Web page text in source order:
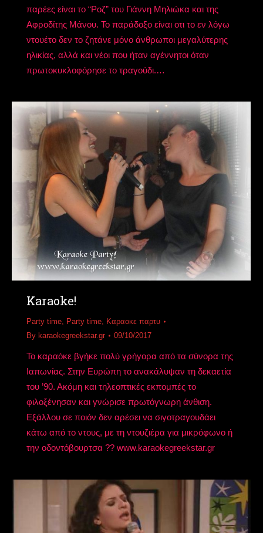
παρέες είναι το “Ροζ” του Γιάννη Μηλιώκα και της
Αφροδίτης Μάνου. Το παράδοξο είναι οτι το εν λόγω
ντουέτο δεν το ζητάνε μόνο άνθρωποι μεγαλύτερης
ηλικίας, αλλά και νέοι που ήταν αγέννητοι όταν
πρωτοκυκλοφόρησε το τραγούδι.…
Karaoke!
Party time, Party time, Καραοκε παρτυ
By karaokegreekstar.gr 09/10/2017
Το καραόκε βγήκε πολύ γρήγορα από τα σύνορα της
Ιαπωνίας. Στην Ευρώπη το ανακάλυψαν τη δεκαετία
του ’90. Ακόμη και τηλεοπτικές εκπομπές το
φιλοξένησαν και γνώρισε πρωτόγνωρη άνθιση.
Εξάλλου σε ποιόν δεν αρέσει να σιγοτραγουδάει
κάτω από το ντους, με τη ντουζιέρα για μικρόφωνο ή
την οδοντόβουρτσα ?? www.karaokegreekstar.gr